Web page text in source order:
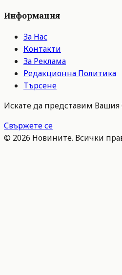
Информация
За Нас
Контакти
За Реклама
Редакционна Политика
Търсене
Искате да представим Вашия
Свържете се
© 2026 Новините. Всички